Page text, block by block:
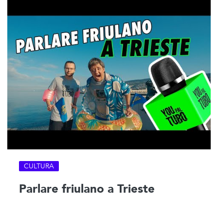
CULTURA
Parlare friulano a Trieste